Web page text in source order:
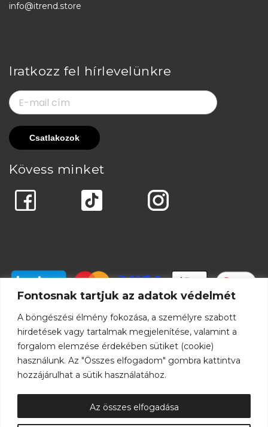
Fontosnak tartjuk az adatok védelmét
A böngészési élmény fokozása, a személyre szabott
hirdetések vagy tartalmak megjelenítése, valamint a
forgalom elemzése érdekében sütiket (cookie)
használunk. Az "Összes elfogadom" gombra kattintva
hozzájárulhat a sütik használatához.
Az összes elfogadása
info@itrend.store
Iratkozz fel hírlevelünkre
Kövess minket